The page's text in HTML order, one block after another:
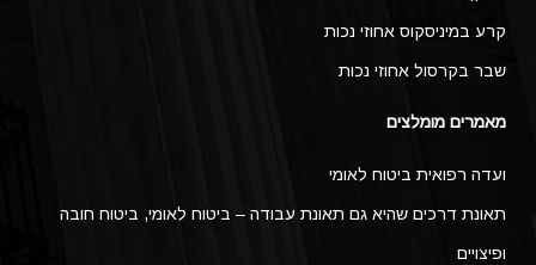
קרע במיניסקוס אחוזי נכות
שבר בקרסול אחוזי נכות
מאמרים מומלצים
ועדה רפואית ביטוח לאומי
תאונת דרכים שהיא גם תאונת עבודה – ביטוח לאומי, ביטוח חובה
ופיצויים